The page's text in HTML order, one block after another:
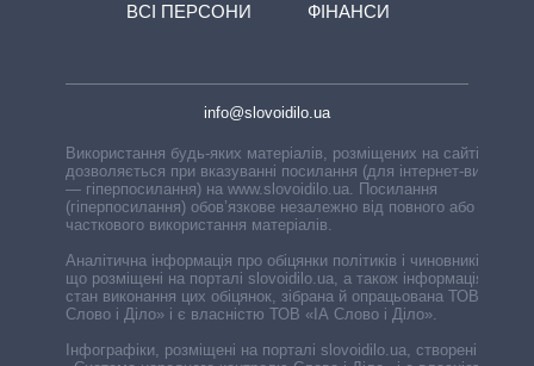
ВСІ ПЕРСОНИ
ФІНАНСИ
info@slovoidilo.ua
Використання будь-яких матеріалів, розміщених на сайті,
дозволяється при вказуванні посилання (для інтернет-видань
— гіперпосилання) на www.slovoidilo.ua. Посилання
(гіперпосилання) обов’язкове незалежно від повного або
часткового використання матеріалів.
Аналітична інформація про обіцянки політиків і чиновників,
що розміщені на порталі slovoidilo.ua, а також інформація про
стан виконання цих обіцянок, зібрана й опрацьована ТОВ «ІА
Слово і Діло» і є власністю ТОВ «ІА Слово і Діло».
Інфографіки, розміщені на порталі slovoidilo.ua, створені ГО